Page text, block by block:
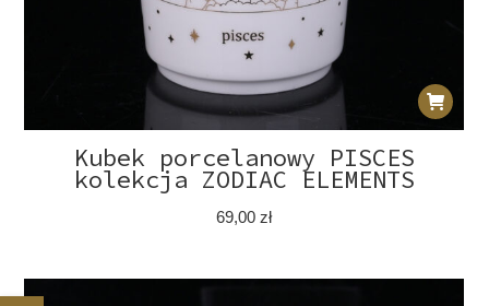
Kubek porcelanowy PISCES
kolekcja ZODIAC ELEMENTS
69,00 zł